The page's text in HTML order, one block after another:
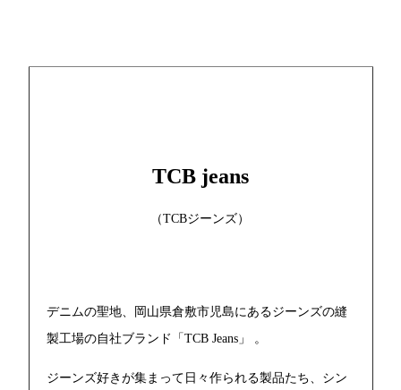
TCB jeans
（TCBジーンズ）
デニムの聖地、岡山県倉敷市児島にあるジーンズの縫
製工場の自社ブランド「TCB Jeans」 。
ジーンズ好きが集まって日々作られる製品たち、シン